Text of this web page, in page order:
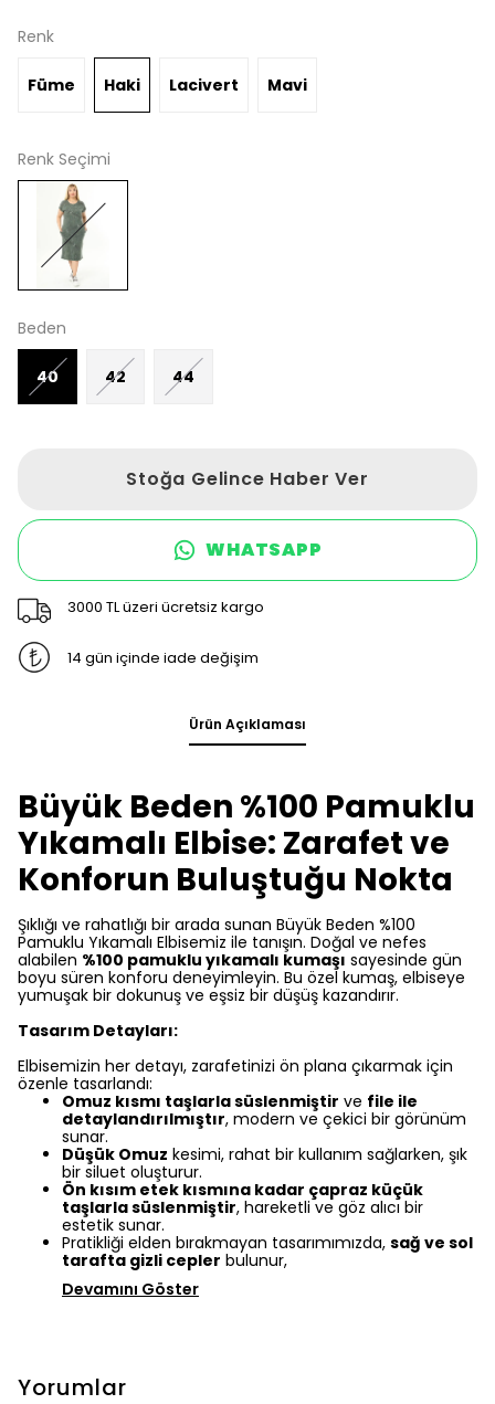
Renk
Füme Haki Lacivert Mavi
Renk Seçimi
Beden
40 42 44
Stoğa Gelince Haber Ver
WHATSAPP
3000 TL üzeri ücretsiz kargo
14 gün içinde iade değişim
Ürün Açıklaması
Büyük Beden %100 Pamuklu
Yıkamalı Elbise: Zarafet ve
Konforun Buluştuğu Nokta
Şıklığı ve rahatlığı bir arada sunan Büyük Beden %100
Pamuklu Yıkamalı Elbisemiz ile tanışın. Doğal ve nefes
alabilen %100 pamuklu yıkamalı kumaşı sayesinde gün
boyu süren konforu deneyimleyin. Bu özel kumaş, elbiseye
yumuşak bir dokunuş ve eşsiz bir düşüş kazandırır.
Tasarım Detayları:
Elbisemizin her detayı, zarafetinizi ön plana çıkarmak için
özenle tasarlandı:
Omuz kısmı taşlarla süslenmiştir ve file ile
detaylandırılmıştır, modern ve çekici bir görünüm
sunar.
Düşük Omuz kesimi, rahat bir kullanım sağlarken, şık
bir siluet oluşturur.
Ön kısım etek kısmına kadar çapraz küçük
taşlarla süslenmiştir, hareketli ve göz alıcı bir
estetik sunar.
Pratikliği elden bırakmayan tasarımımızda, sağ ve sol
tarafta gizli cepler bulunur,
Devamını Göster
Yorumlar